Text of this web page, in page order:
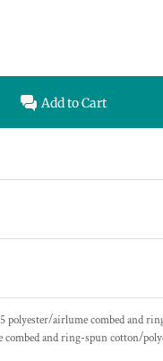
Add to Cart
polyester/airlumecombed and
combed and ring-spun cotton/